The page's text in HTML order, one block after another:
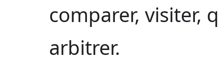
comparer, visiter,
arbitrer.